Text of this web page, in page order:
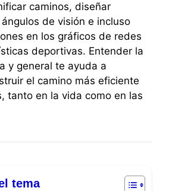
caminos, diseñar
de visión e incluso
en los gráficos de redes
deportivas. Entender la
y general te ayuda a
el camino más eficiente
tanto en la vida como en las
tema